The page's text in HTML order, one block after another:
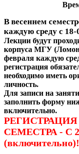
В весеннем
каждую среду с 18-
Лекции будут
корпуса МГУ
февраля каждую
регистрация
необходимо иметь
личность.
Для записи на
заполнить форму
включительно.
СЕМЕСТРА - С
(включительно)!